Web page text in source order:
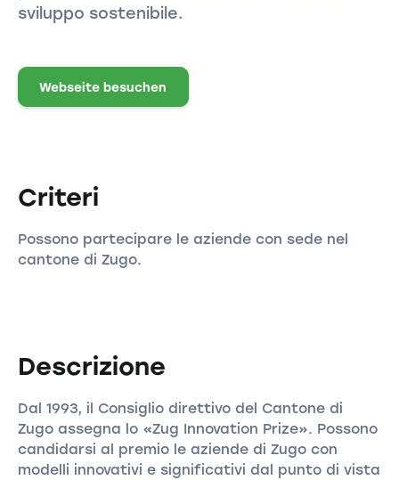
sviluppo sostenibile.
Webseite besuchen
Criteri
Possono partecipare le aziende con sede nel
cantone di Zugo.
Descrizione
Dal 1993, il Consiglio direttivo del Cantone di
Zugo assegna lo «Zug Innovation Prize». Possono
candidarsi al premio le aziende di Zugo con
modelli innovativi e significativi dal punto di vista